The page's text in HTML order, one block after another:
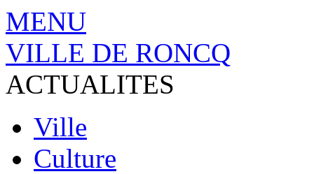
MENU
VILLE DE RONCQ
ACTUALITES
Ville
Culture